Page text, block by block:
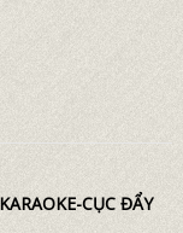
CỤC ĐẨY